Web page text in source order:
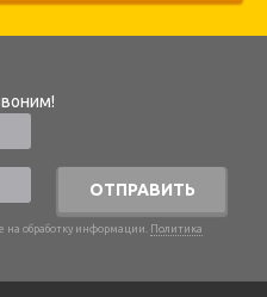
ОТПРАВИТЬ
на обработку информации. Политика